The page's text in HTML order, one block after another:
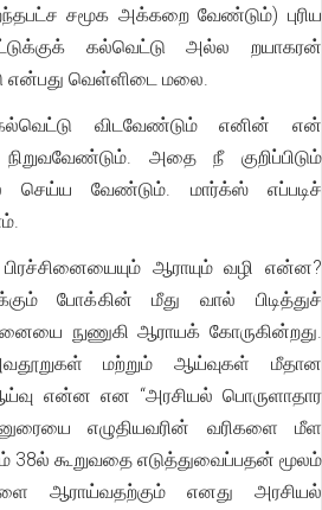
சமூக அக்கறை வேண்டும்) புரிய
கல்வெட்டு அல்ல றயாகரன்
என்பது வெள்ளிடை மலை.
விடவேண்டும் எனின் என்
அதை நீ குறிப்பிடும்
செய்ய வேண்டும். மார்க்ஸ் எப்படிச்
ஆராயும் வழி என்ன?
போக்கின் மீது வால் பிடித்துச்
நுணுகி ஆராயக் கோருகின்றது.
மற்றும் ஆய்வுகள் மீதான
என்ன என “அரசியல் பொருளாதார
எழுதியவரின் வரிகளை மீள
38ல் கூறுவதை எடுத்துவைப்பதன் மூலம்
ஆராய்வதற்கும் எனது அரசியல்